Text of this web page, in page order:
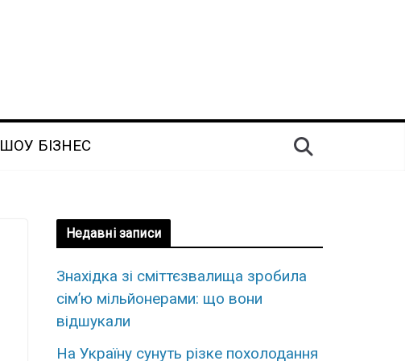
ШОУ БІЗНЕС
Недавні записи
Знахідка зі сміттєзвалища зробила
сім’ю мільйонерами: що вони
відшукали
На Україну сунуть різке похолодання